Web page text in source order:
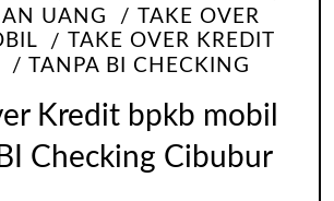
UANG
TAKE OVER
TAKE OVER KREDIT
TANPA BI CHECKING
Kredit bpkb mobil
BI Checking Cibubur